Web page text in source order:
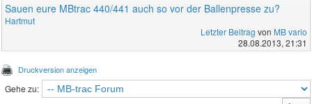
Sauen eure MBtrac 440/441 auch so vor der Ballenpresse zu?
Hartmut
Letzter Beitrag von MB vario
28.08.2013, 21:31
Druckversion anzeigen
Gehe zu: